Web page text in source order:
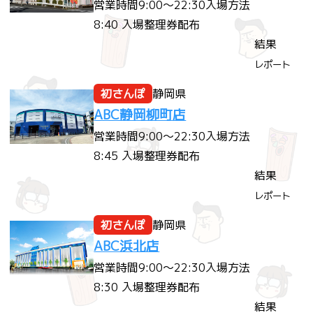
営業時間9:00～22:30入場方法
8:40 入場整理券配布
結果
レポート
初さんぽ 静岡県
ABC静岡柳町店
営業時間9:00～22:30入場方法
8:45 入場整理券配布
結果
レポート
初さんぽ 静岡県
ABC浜北店
営業時間9:00～22:30入場方法
8:30 入場整理券配布
結果